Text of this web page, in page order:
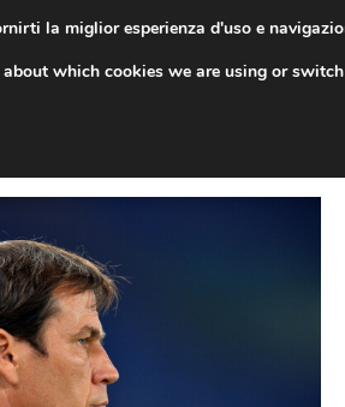
la miglior esperienza d'uso e
which cookies we are using or